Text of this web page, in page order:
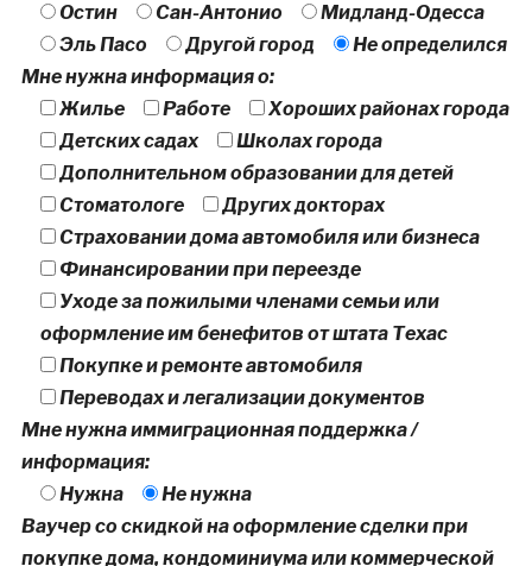
Остин
Сан-Антонио
Мидланд-Одесса
Эль Пасо
Другой город
Не определился
Мне нужна информация о:
Жилье
Работе
Хороших районах города
Детских садах
Школах города
Дополнительном образовании для детей
Стоматологе
Других докторах
Страховании дома автомобиля или бизнеса
Финансировании при переезде
Уходе за пожилыми членами семьи или
оформление им бенефитов от штата Техас
Покупке и ремонте автомобиля
Переводах и легализации документов
Мне нужна иммиграционная поддержка /
информация:
Нужна
Не нужна
Ваучер со скидкой на оформление сделки при
покупке дома, кондоминиума или коммерческой